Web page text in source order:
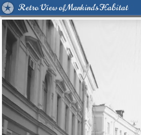
Retro View of Mankind's Habitat